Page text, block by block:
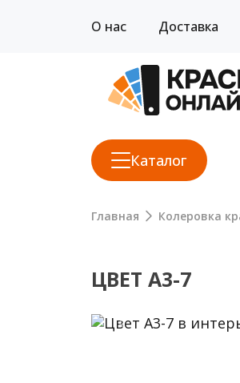
О нас Доставка
Каталог
Главная Колеровка
ЦВЕТ A3-7
Previous